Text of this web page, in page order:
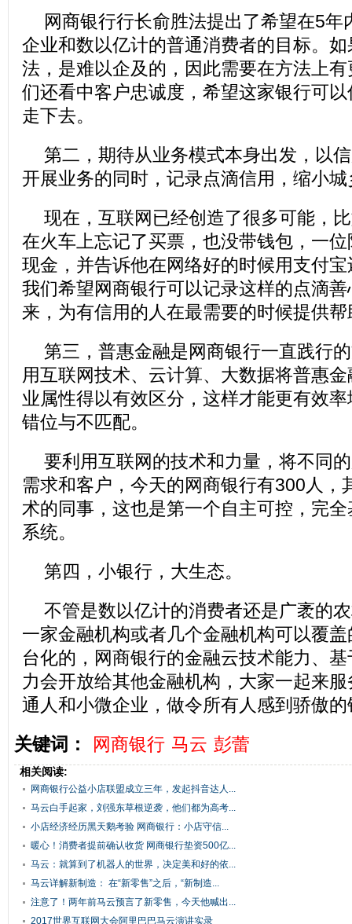
网商银行行长俞胜法提出了希望在5年
企业和数以亿计的普通消费者的目标。
法，是难以企及的，因此需要在方法上
们还看中客户忠诚度，希望这家银行可
走下去。
第二，期待从业务模式本身出发，以
开展业务的同时，记录点滴信用，缩小
现在，互联网已经创造了很多可能，
在火车上忘记了买票，也没带钱包，一
现金，并告诉他在网络好的时候用支付
我们希望网商银行可以记录这样的点滴
来，为有信用的人在最需要的时候提供帮
第三，普惠金融是网商银行一直践行
用互联网技术、云计算、大数据将普惠
业属性得以有效区分，这样才能更有效
错位与不匹配。
要利用互联网的技术和力量，将不同
需求和客户，今天的网商银行有300人，
术的同事，这也是第一个自主可控，完
系统。
第四，小银行，大生态。
不管是数以亿计的消费者还是广袤的
一家金融机构或者几个金融机构可以覆
台化的，网商银行的金融云技术能力、
力会开放给其他金融机构，大家一起来
通人和小微企业，做令所有人感到骄傲的
关键词：
网商银行 马云 彭蕾
相关阅读:
网商银行公益小店联盟成立三年，发起抖音达人...
马云白手起家，刘强东草根逆袭，他们都为高考...
小店经济经历黑天鹅考验 网商银行：小店守信...
暖心！消费者提前确认收货 网商银行垫资500亿...
马云：就算到了机器人的世界，决定美和好的依...
马云详解新制造： 在“新零售”之后，“新制造...
注意了！两年前马云预言了新零售，今天他喊出...
2017世界互联网大会阿里巴巴马云演讲实录